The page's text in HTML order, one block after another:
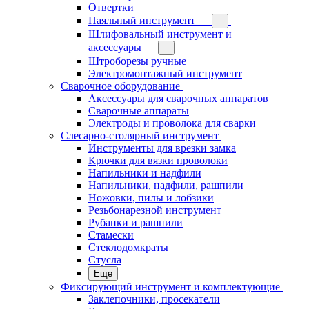
Отвертки
Паяльный инструмент
Шлифовальный инструмент и
аксессуары
Штроборезы ручные
Электромонтажный инструмент
Сварочное оборудование
Аксессуары для сварочных аппаратов
Сварочные аппараты
Электроды и проволока для сварки
Слесарно-столярный инструмент
Инструменты для врезки замка
Крючки для вязки проволоки
Напильники и надфили
Напильники, надфили, рашпили
Ножовки, пилы и лобзики
Резьбонарезной инструмент
Рубанки и рашпили
Стамески
Стеклодомкраты
Стусла
Еще
Фиксирующий инструмент и комплектующие
Заклепочники, просекатели